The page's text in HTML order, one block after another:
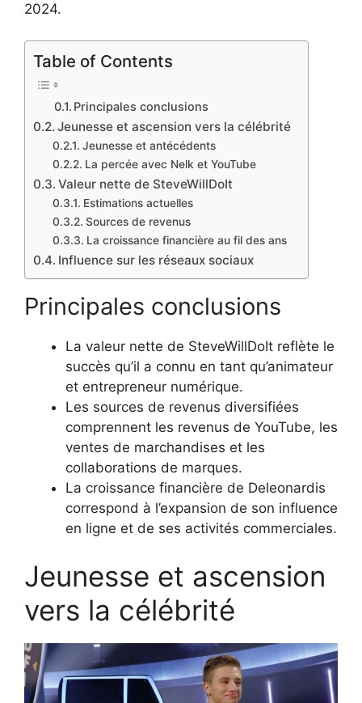
2024.
Table of Contents
Principales conclusions
Jeunesse et ascension vers la célébrité
Jeunesse et antécédents
La percée avec Nelk et YouTube
Valeur nette de SteveWillDoIt
Estimations actuelles
Sources de revenus
La croissance financière au fil des ans
Influence sur les réseaux sociaux
Principales conclusions
La valeur nette de SteveWillDoIt reflète le
succès qu’il a connu en tant qu’animateur
et entrepreneur numérique.
Les sources de revenus diversifiées
comprennent les revenus de YouTube, les
ventes de marchandises et les
collaborations de marques.
La croissance financière de Deleonardis
correspond à l’expansion de son influence
en ligne et de ses activités commerciales.
Jeunesse et ascension
vers la célébrité